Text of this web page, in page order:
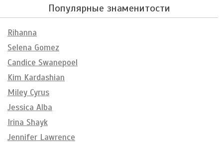
Популярные знаменитости
Rihanna
Selena Gomez
Candice Swanepoel
Kim Kardashian
Miley Cyrus
Jessica Alba
Irina Shayk
Jennifer Lawrence